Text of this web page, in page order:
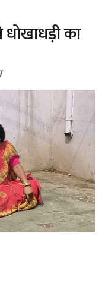
का